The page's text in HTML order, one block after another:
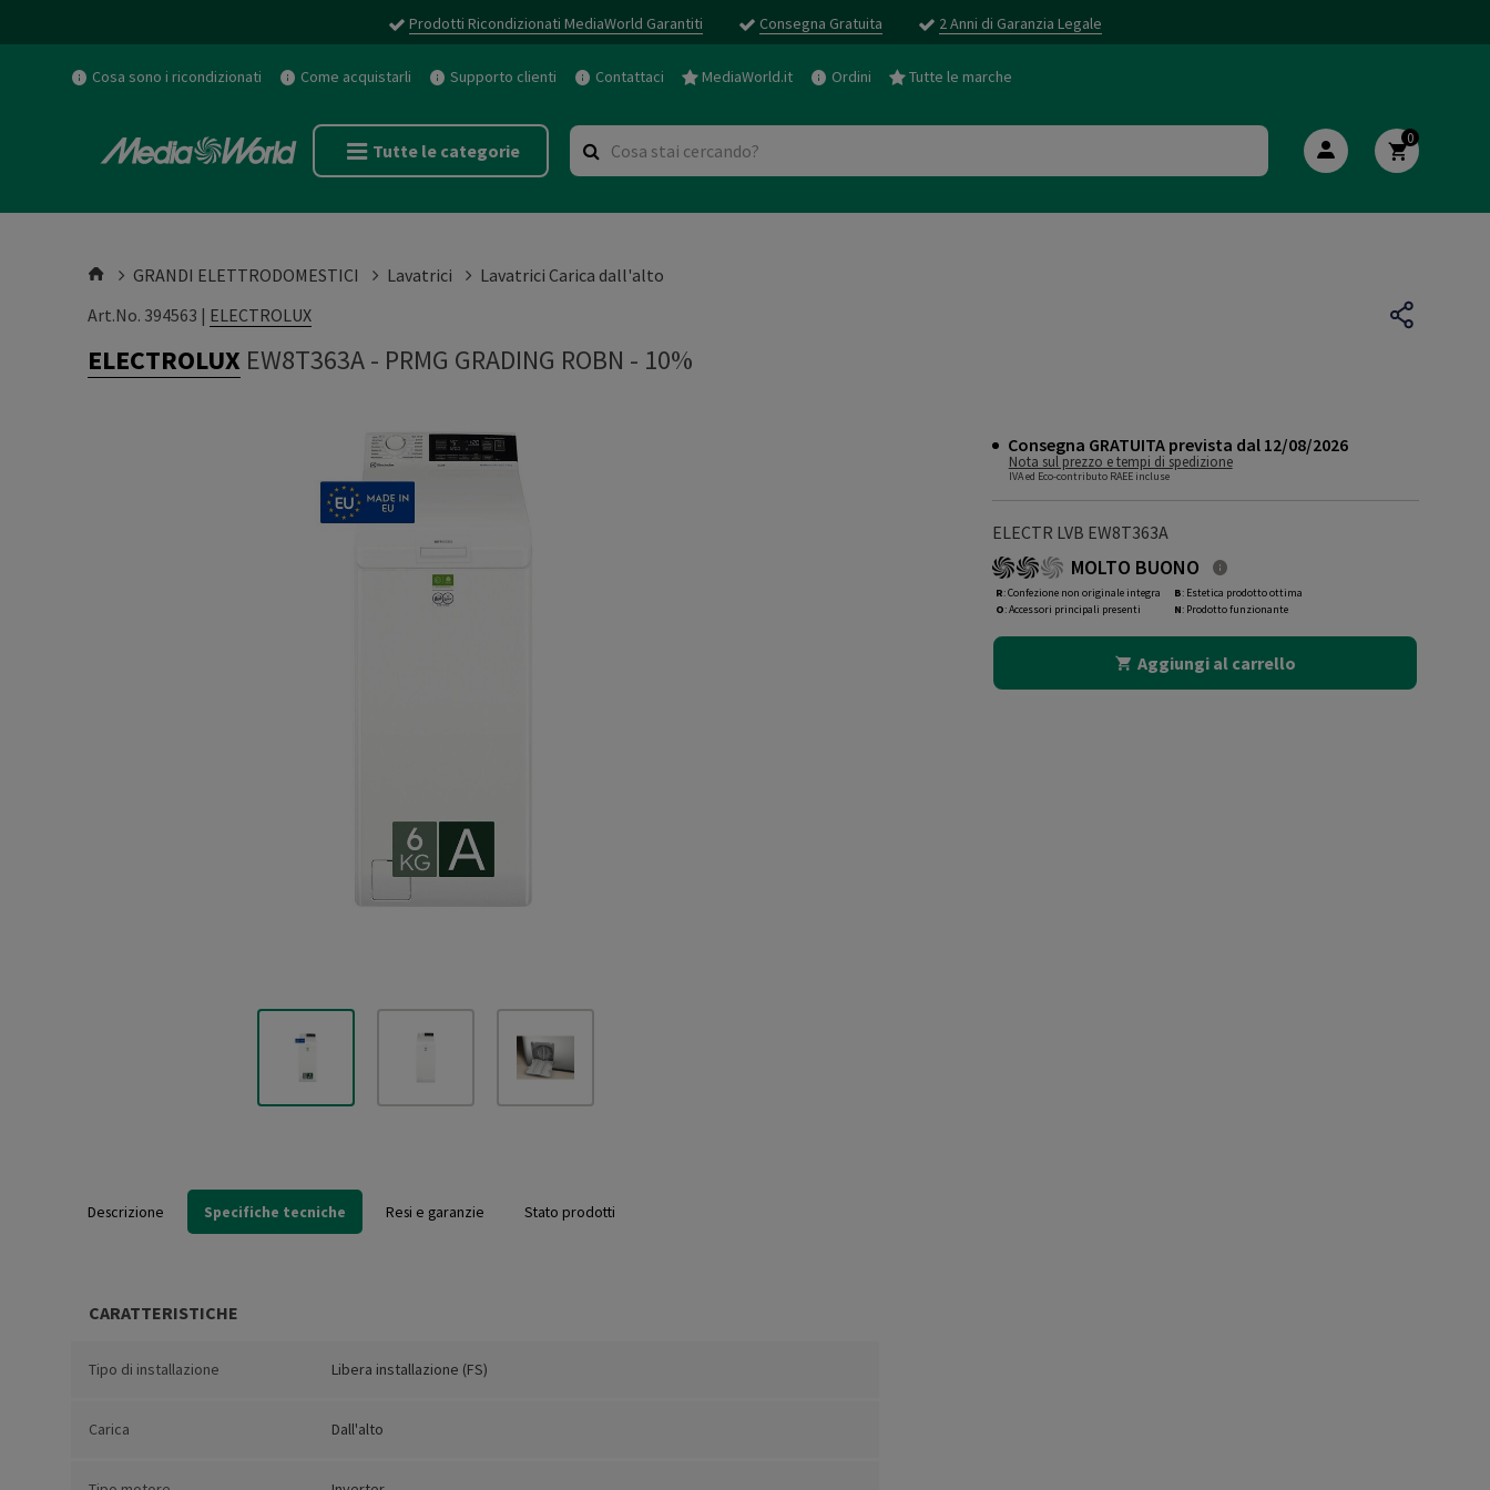
Prodotti Ricondizionati MediaWorld Garantiti Consegna Gratuita 2 Anni di Garanzia Legale
Cosa sono i ricondizionati Come acquistarli Supporto clienti Contattaci MediaWorld.it Ordini Tutte le marche
Tutte le categorie
0
GRANDI ELETTRODOMESTICI Lavatrici
Lavatrici Carica dall'alto
Art.No. 394563 | ELECTROLUX
ELECTROLUX EW8T363A- PRMG GRADING ROBN - 10%
Consegna GRATUITA prevista dal 12/08/2026
Nota sul prezzo e tempi di spedizione
IVA ed Eco-contributo RAEE incluse
ELECTR LVB EW8T363A
MOLTO BUONO
R: Confezione non originale integra
O: Accessori principali presenti
B: Estetica prodotto ottima
N: Prodotto funzionante
Aggiungi al carrello
Descrizione Specifiche tecniche Resi e garanzie Stato prodotti
CARATTERISTICHE
Tipo di installazione Libera installazione (FS)
Carica Dall'alto